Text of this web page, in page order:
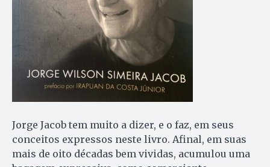
Jorge Jacob tem muito a dizer, e o faz, em seus
conceitos expressos neste livro. Afinal, em suas
mais de oito décadas bem vividas, acumulou uma